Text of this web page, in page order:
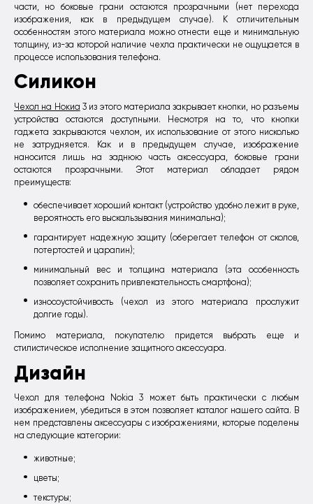
части, но боковые грани остаются прозрачными (нет перехода
изображения, как в предыдущем случае). К отличительным
особенностям этого материала можно отнести еще и минимальную
толщину, из-за которой наличие чехла практически не ощущается в
процессе использования телефона.
Силикон
Чехол на Нокиа 3 из этого материала закрывает кнопки, но разъемы
устройства остаются доступными. Несмотря на то, что кнопки
гаджета закрываются чехлом, их использование от этого нисколько
не затрудняется. Как и в предыдущем случае, изображение
наносится лишь на заднюю часть аксессуара, боковые грани
остаются прозрачными. Этот материал обладает рядом
преимуществ:
обеспечивает хороший контакт (устройство удобно лежит в руке,
вероятность его выскальзывания минимальна);
гарантирует надежную защиту (оберегает телефон от сколов,
потертостей и царапин);
минимальный вес и толщина материала (эта особенность
позволяет сохранить привлекательность смартфона);
износоустойчивость (чехол из этого материала прослужит
долгие годы).
Помимо материала, покупателю придется выбрать еще и
стилистическое исполнение защитного аксессуара.
Дизайн
Чехол для телефона Nokia 3 может быть практически с любым
изображением, убедиться в этом позволяет каталог нашего сайта. В
нем представлены аксессуары с изображениями, которые поделены
на следующие категории:
животные;
цветы;
текстуры;